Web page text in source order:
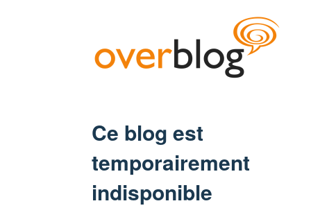
Ce blog est
temporairement
indisponible